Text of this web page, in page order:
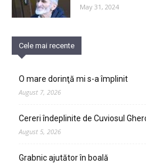
May 31, 2024
Cele mai recente
O mare dorinţă mi s-a împlinit
August 7, 2026
Cereri îndeplinite de Cuviosul
August 5, 2026
Grabnic ajutător în boală